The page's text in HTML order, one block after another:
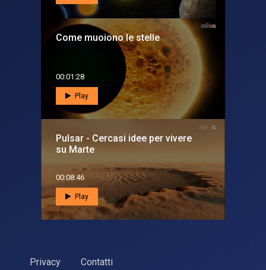
Come muoiono le stelle
00:01:28
Play
Pulsar - Cercasi idee per vivere
su Marte
00:08:46
Play
Privacy Contatti